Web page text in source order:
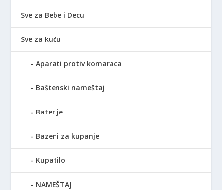
Sve za Bebe i Decu
Sve za kuću
Aparati protiv komaraca
Baštenski nameštaj
Baterije
Bazeni za kupanje
Kupatilo
NAMEŠTAJ